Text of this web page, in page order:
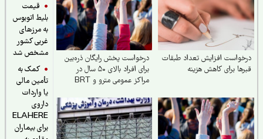
قیمت
بلیط اتوبوس
به مرزهای
غربی کشور
مشخص شد
کمک به
تأمین مالی
یا واردات
داروی
ELAHERE
برای بیماران
افزایش تعداد طبقات
برای کاهش هزینه
درخواست پخش رایگان ذره‌بین
برای افراد بالای ۵۰ سال در
مراکز عمومی مترو و BRT